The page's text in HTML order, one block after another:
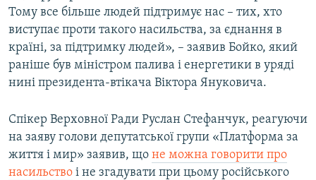
Тому все більше людей підтримує нас – тих, хто
виступає проти такого насильства, за єднання в
країні, за підтримку людей», – заявив Бойко, який
раніше був міністром палива і енергетики в уряді
нині президента-втікача Віктора Януковича.
Спікер Верховної Ради Руслан Стефанчук, реагуючи
на заяву голови депутатської групи «Платформа за
життя і мир» заявив, що не можна говорити про
насильство і не згадувати при цьому російського